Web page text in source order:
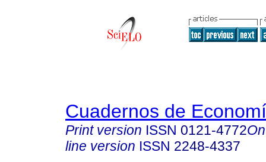
Cuadernos de
Print version ISSN 0121-4772
line version ISSN 2248-4337